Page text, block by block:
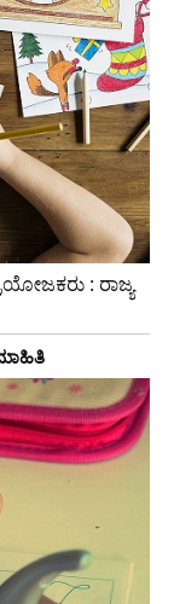
: ರಾಜ್ಯ